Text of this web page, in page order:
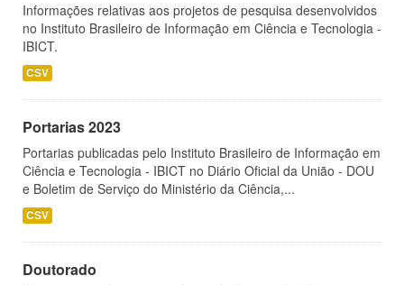
Informações relativas aos projetos de pesquisa desenvolvidos
no Instituto Brasileiro de Informação em Ciência e Tecnologia -
IBICT.
CSV
Portarias 2023
Portarias publicadas pelo Instituto Brasileiro de Informação em
Ciência e Tecnologia - IBICT no Diário Oficial da União - DOU
e Boletim de Serviço do Ministério da Ciência,...
CSV
Doutorado